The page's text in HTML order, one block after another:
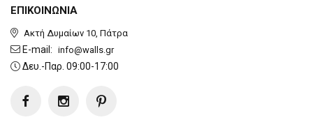
ΕΠΙΚΟΙΝΩΝΙΑ
Ακτή Δυμαίων 10, Πάτρα
E-mail: info@walls.gr
Δευ.-Παρ. 09:00-17:00